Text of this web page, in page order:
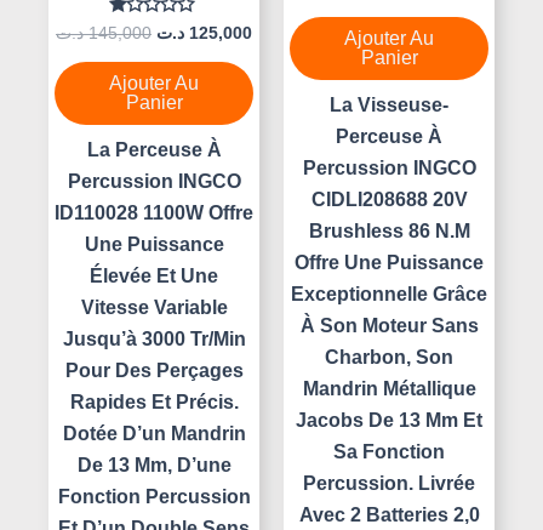
Note
Sur
5
145,000 د.ت 125,000 د.ت
Ajouter Au
Panier
La Perceuse À
Percussion INGCO
ID110028 1100W Offre
Une Puissance
Élevée Et Une
Vitesse Variable
Jusqu’à 3000 Tr/min
Pour Des Perçages
Rapides Et Précis.
Dotée D’un Mandrin
De 13 Mm, D’une
Fonction Percussion
Sur
5
Ajouter Au
Panier
La Visseuse-
Perceuse À
Percussion INGCO
CIDLI208688 20V
Brushless 86 N.m
Offre Une Puissance
Exceptionnelle Grâce
À Son Moteur Sans
Charbon, Son
Mandrin Métallique
Jacobs De 13 Mm Et
Sa Fonction
Percussion. Livrée
Avec 2 Batteries 2,0